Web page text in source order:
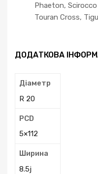
Phaeton,
Touran Cross,
ДОДАТКОВА
Діаметр
R 20
PCD
5×112
Ширина
8.5j